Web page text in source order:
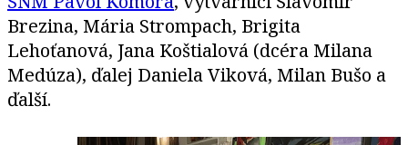
Brezina, Mária Strompach, Brigita
Lehoťanová, Jana Koštialová (dcéra Milana
Medúza), ďalej Daniela Viková, Milan Bušo a
ďalší.